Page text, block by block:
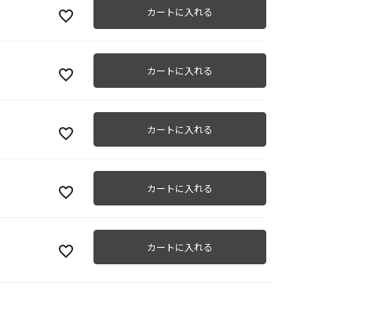
カートに入れる
カートに入れる
カートに入れる
カートに入れる
カートに入れる